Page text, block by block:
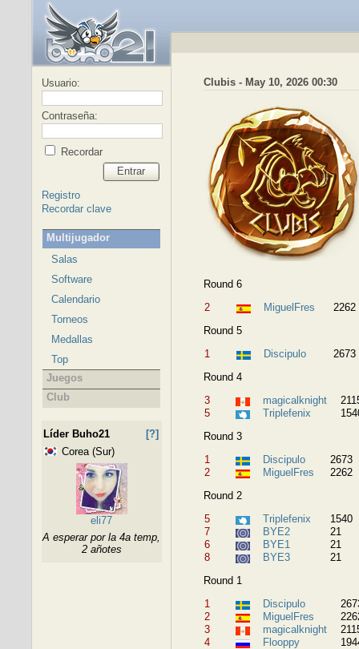
Usuario:
Contraseña:
Recordar
Entrar
Registro
Recordar clave
Multijugador
Salas
Software
Calendario
Torneos
Medallas
Top
Juegos
Club
Líder Buho21
[?]
Corea (Sur)
eli77
A esperar por la 4a temp,
2 añotes
Clubis - May 10, 2026 00:30
Round 6
2
MiguelFres
2262
Round 5
1
Discipulo
2673
Round 4
3
magicalknight
5
Triplefenix
Round 3
1
Discipulo
2673
2
MiguelFres
2262
Round 2
5
Triplefenix
1540
7
BYE2
21
6
BYE1
21
8
BYE3
21
Round 1
1
Discipulo
2
MiguelFres
3
magicalknight
4
Flooppy